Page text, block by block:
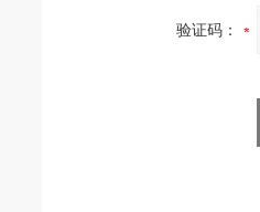
验证码：